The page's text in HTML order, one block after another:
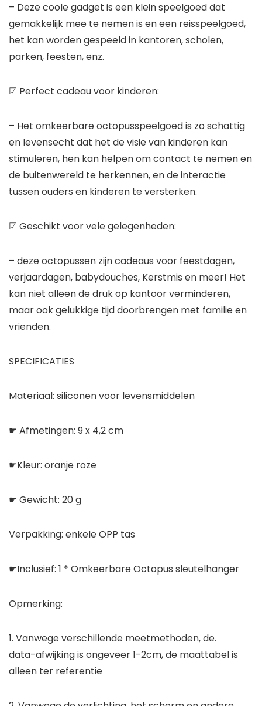
– Deze coole gadget is een klein speelgoed dat
gemakkelijk mee te nemen is en een reisspeelgoed,
het kan worden gespeeld in kantoren, scholen,
parken, feesten, enz.
☑ Perfect cadeau voor kinderen:
– Het omkeerbare octopusspeelgoed is zo schattig
en levensecht dat het de visie van kinderen kan
stimuleren, hen kan helpen om contact te nemen en
de buitenwereld te herkennen, en de interactie
tussen ouders en kinderen te versterken.
☑ Geschikt voor vele gelegenheden:
– deze octopussen zijn cadeaus voor feestdagen,
verjaardagen, babydouches, Kerstmis en meer! Het
kan niet alleen de druk op kantoor verminderen,
maar ook gelukkige tijd doorbrengen met familie en
vrienden.
SPECIFICATIES
Materiaal: siliconen voor levensmiddelen
☛ Afmetingen: 9 x 4,2 cm
☛Kleur: oranje roze
☛ Gewicht: 20 g
Verpakking: enkele OPP tas
☛Inclusief: 1 * Omkeerbare Octopus sleutelhanger
Opmerking:
1. Vanwege verschillende meetmethoden, de.
data-afwijking is ongeveer 1-2cm, de maattabel is
alleen ter referentie